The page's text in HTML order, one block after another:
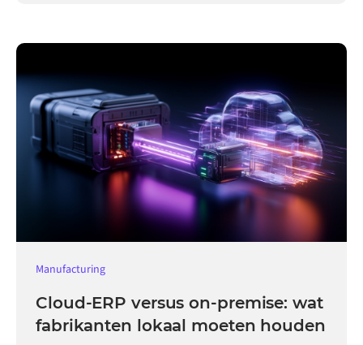
Manufacturing
Cloud-ERP versus on-premise: wat
fabrikanten lokaal moeten houden